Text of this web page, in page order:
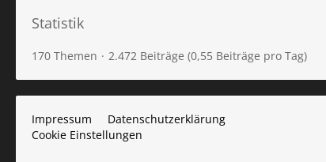
Statistik
170 Themen 2.472 Beiträge (0,55 Beiträge pro Tag)
Impressum
Datenschutzerklärung
Cookie Einstellungen